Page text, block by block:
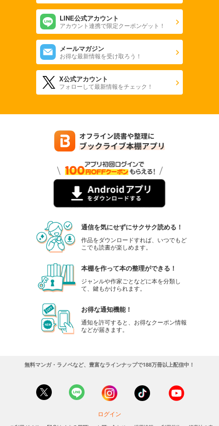
LINE公式アカウント
アカウント連携で限定クーポンゲット！
メールマガジン
お得な最新情報を受け取ろう！
X公式アカウント
フォローして最新情報をチェック！
通信を気にせずにサクサク読める！
作品をダウンロードすれば、いつでもど
こでも読書が楽しめます。
本棚を作って本の整理ができる！
ジャンルや作家ごとなどに本を分類し
て、鍵もかけられます。
お得な通知機能！
通知を許可すると、お得なクーポン情報
などが届きます。
無料マンガ・ラノベなど、豊富なラインナップで188万冊以上配信中！
ログイン